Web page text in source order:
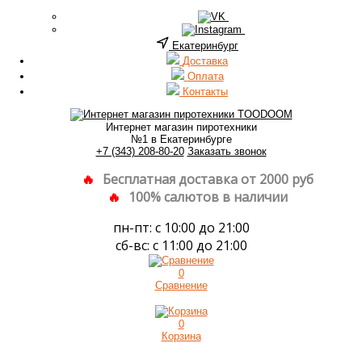
Екатеринбург
Доставка
Оплата
Контакты
Интернет магазин пиротехники
№1 в Екатеринбурге
+7 (343) 208-80-20 Заказать звонок
Бесплатная доставка от 2000 руб
100% салютов в наличии
пн-пт: с 10:00 до 21:00
сб-вс: с 11:00 до 21:00
0
Сравнение
0
Корзина